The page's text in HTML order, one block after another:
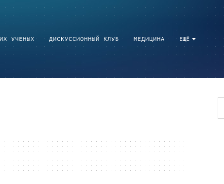
ЕЩЁ
УЧЕНЫХ ДИСКУССИОННЫЙ КЛУБ МЕДИЦИНА